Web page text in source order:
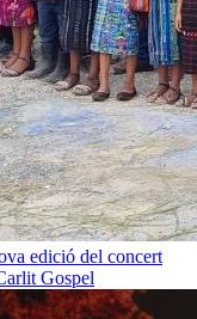
edició del concert
Gospel